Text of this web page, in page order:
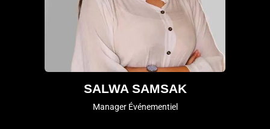
SALWA SAMSAK
Manager Événementiel